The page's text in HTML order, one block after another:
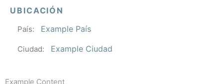
UBICACIÓN
País: Example País
Ciudad: Example Ciudad
Example Content